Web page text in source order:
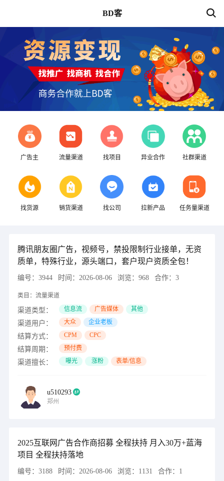
BD客
广告主 流量渠道 找项目 异业合作 社群渠道
找货源 销货渠道 找公司 拉新产品 任务量渠道
腾讯朋友圈广告，视频号，禁投限制行业接单，无资
质单，特殊行业，源头端口，套户现户资质全包！
编号： 3944 时间： 2026-08-06 浏览： 968 合作： 3
类目： 流量渠道
渠道类型： 信息流 广告媒体 其他
渠道用户： 大众 企业老板
结算方式： CPM CPC
结算周期： 预付费
渠道擅长： 曝光 涨粉 表单/信息
u510293
郑州
2025互联网广告合作商招募 全程扶持 月入30万+蓝海
项目 全程扶持落地
编号： 3188 时间： 2026-08-06 浏览： 1131 合作： 1